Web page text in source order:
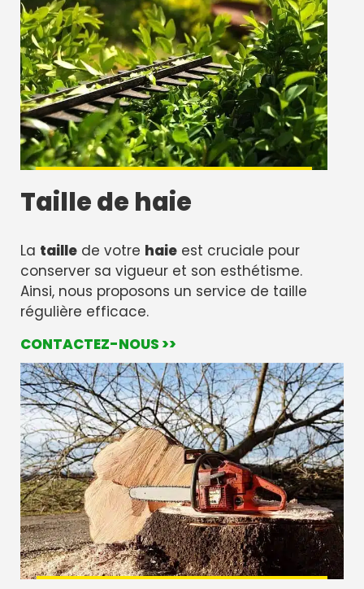
Taille de haie
La taille de votre haie est cruciale pour
conserver sa vigueur et son esthétisme.
Ainsi, nous proposons un service de taille
régulière efficace.
CONTACTEZ-NOUS >>